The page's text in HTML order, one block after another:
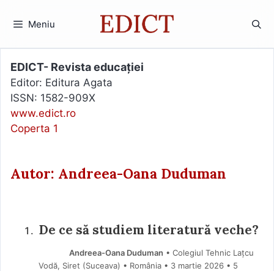
Meniu
EDICT- Revista educației
Editor: Editura Agata
ISSN: 1582-909X
www.edict.ro
Coperta 1
Autor: Andreea-Oana Duduman
De ce să studiem literatură veche?
Andreea-Oana Duduman • Colegiul Tehnic Lațcu
Vodă, Siret (Suceava) • România
3 martie 2026 • 5